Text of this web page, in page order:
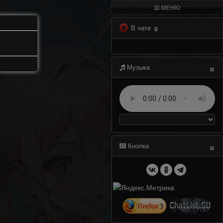
МЕНЮ
В чате 0
Музыка ×
Кнопки ×